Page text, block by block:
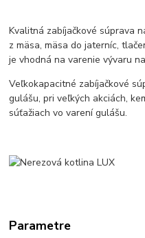
Kvalitná zabíjačkové súprava
z mäsa, mäsa do jaterníc,
je vhodná na varenie vývaru
Veľkokapacitné zabíjačkové
gulášu, pri veľkých akciách,
súťažiach vo varení gulášu.
Parametre